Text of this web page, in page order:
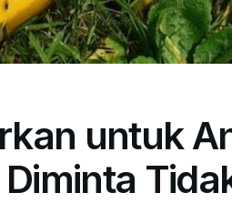
untuk